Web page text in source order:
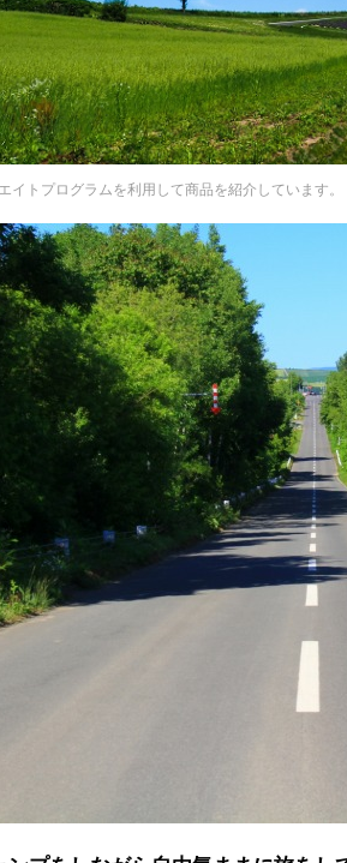
イトプログラムを利用して商品を紹介しています。